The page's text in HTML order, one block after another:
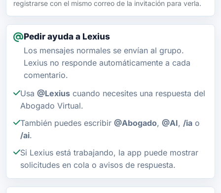
registrarse con el mismo correo de la invitación para verla.
Pedir ayuda a Lexius
Los mensajes normales se envían al grupo.
Lexius no responde automáticamente a cada
comentario.
Usa @Lexius cuando necesites una respuesta del
Abogado Virtual.
También puedes escribir @Abogado, @AI, /ia o
/ai.
Si Lexius está trabajando, la app puede mostrar
solicitudes en cola o avisos de respuesta.